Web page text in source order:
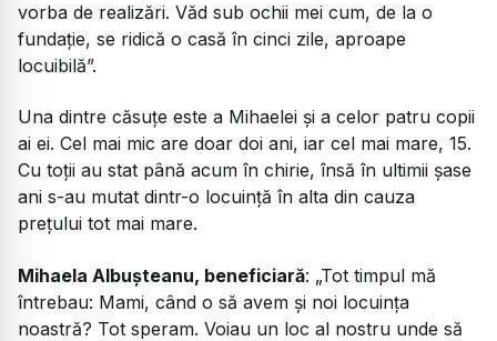
vorba de realizări. Văd sub ochii mei cum, de la o
fundație, se ridică o casă în cinci zile, aproape
locuibilă”.
Una dintre căsuțe este a Mihaelei și a celor patru copii
ai ei. Cel mai mic are doar doi ani, iar cel mai mare, 15.
Cu toții au stat până acum în chirie, însă în ultimii șase
ani s-au mutat dintr-o locuință în alta din cauza
prețului tot mai mare.
Mihaela Albușteanu, beneficiară: „Tot timpul mă
întrebau: Mami, când o să avem și noi locuința
noastră? Tot speram. Voiau un loc al nostru unde să